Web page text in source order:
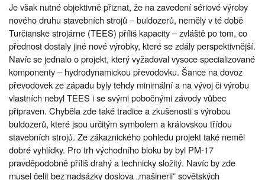
Je však nutné objektivně přiznat, že na zavedení sériové výroby
nového druhu stavebních strojů – buldozerů, neměly v té době
Turčianske strojárne (TEES) příliš kapacity – zvláště po tom, co
přednost dostaly jiné nové výrobky, které se zdály perspektivnější.
Navíc se jednalo o projekt, který vyžadoval vysoce specializované
komponenty – hydrodynamickou převodovku. Šance na dovoz
převodovek ze západu byly tehdy minimální a na vývoj či výrobu
vlastních nebyl TEES i se svými pobočnými závody vůbec
připraven. Chyběla zde také tradice a zkušenosti s výrobou
buldozerů, které jsou určitým symbolem a královskou třídou
stavebních strojů. Ze zákaznického pohledu projekt také neměl
dobré vyhlídky. Pro trh východního bloku by byl PM-17
pravděpodobně příliš drahý a technicky složitý. Navíc by zde
musel čelit bez nadsázky doslova „mašinerii” sovětských